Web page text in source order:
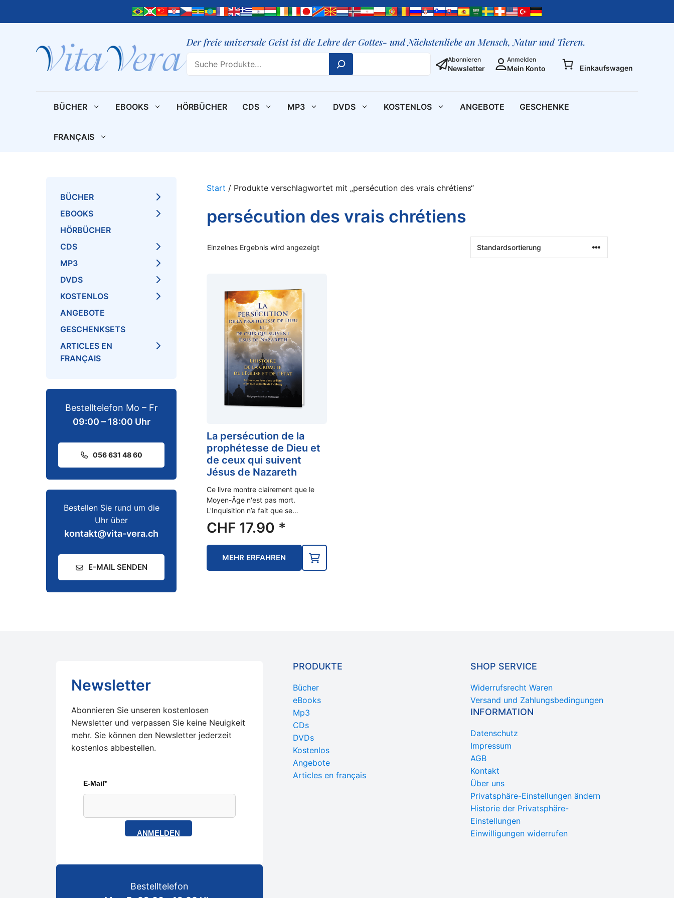
Der freie universale Geist ist die Lehre der Gottes- und Nächstenliebe an Mensch, Natur und Tieren.
Search Abonnieren
Newsletter
Anmelden
Mein Konto Einkaufswagen
BÜCHER EBOOKS HÖRBÜCHER CDS MP3 DVDS KOSTENLOS ANGEBOTE GESCHENKE
FRANÇAIS
Start / Produkte verschlagwortet mit „persécution des vrais chrétiens“
persécution des vrais chrétiens
Einzelnes Ergebnis wird angezeigt
La persécution de la
prophétesse de Dieu et
de ceux qui suivent
Jésus de Nazareth
Ce livre montre clairement que le
Moyen-Âge n'est pas mort.
L'Inquisition n’a fait que se…
CHF 17.90 *
MEHR ERFAHREN
BÜCHER
EBOOKS
HÖRBÜCHER
CDS
MP3
DVDS
KOSTENLOS
ANGEBOTE
GESCHENKSETS
ARTICLES EN
FRANÇAIS
Bestelltelefon Mo – Fr
09:00 – 18:00 Uhr
056 631 48 60
Bestellen Sie rund um die
Uhr über
kontakt@vita-vera.ch
E-MAIL SENDEN
Newsletter
Abonnieren Sie unseren kostenlosen
Newsletter und verpassen Sie keine Neuigkeit
mehr. Sie können den Newsletter jederzeit
kostenlos abbestellen.
E-Mail*
ANMELDEN
Bestelltelefon
PRODUKTE
Bücher
eBooks
Mp3
CDs
DVDs
Kostenlos
Angebote
Articles en français
SHOP SERVICE
Widerrufsrecht Waren
Versand und Zahlungsbedingungen
INFORMATION
Datenschutz
Impressum
AGB
Kontakt
Über uns
Privatsphäre-Einstellungen ändern
Historie der Privatsphäre-
Einstellungen
Einwilligungen widerrufen